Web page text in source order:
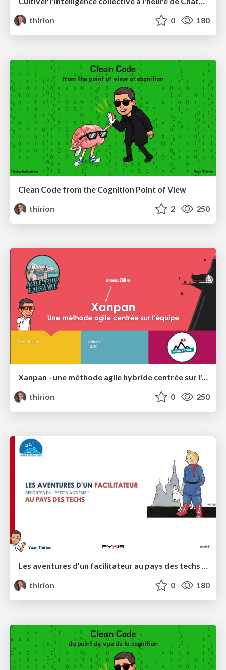
thirion
0 180
Clean Code from the Cognition Point of View
thirion
2 250
Xanpan - une méthode agile hybride centrée sur l'équipe
thirion
0 250
thirion
0 180